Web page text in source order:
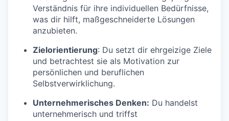
Verständnis für ihre individuellen Bedürfnisse,
was dir hilft, maßgeschneiderte Lösungen
anzubieten.
Zielorientierung: Du setzt dir ehrgeizige Ziele
und betrachtest sie als Motivation zur
persönlichen und beruflichen
Selbstverwirklichung.
Unternehmerisches Denken: Du handelst
unternehmerisch und triffst